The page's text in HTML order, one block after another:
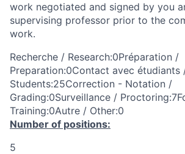
work negotiated and signed by you
supervising professor prior to the
work.
Recherche / Research:0Préparation /
Preparation:0Contact avec
Students:25Correction - Notation /
Grading:0Surveillance /
Training:0Autre / Other:0
Number of positions:
5